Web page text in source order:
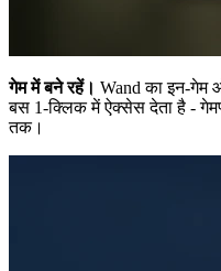
गेम में बने रहें। Wand का इन-
बस 1-क्लिक में ऐक्सेस देता है -
तक।